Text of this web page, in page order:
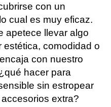
con un
cual es muy eficaz.
apetece llevar algo
comodidad o
con nuestro
hacer para
sin estropear
extra?